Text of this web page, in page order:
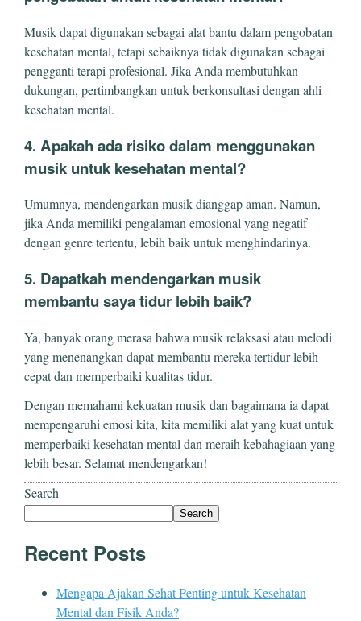
Musik dapat digunakan sebagai alat bantu dalam pengobatan
kesehatan mental, tetapi sebaiknya tidak digunakan sebagai
pengganti terapi profesional. Jika Anda membutuhkan
dukungan, pertimbangkan untuk berkonsultasi dengan ahli
kesehatan mental.
4. Apakah ada risiko dalam menggunakan
musik untuk kesehatan mental?
Umumnya, mendengarkan musik dianggap aman. Namun,
jika Anda memiliki pengalaman emosional yang negatif
dengan genre tertentu, lebih baik untuk menghindarinya.
5. Dapatkah mendengarkan musik
membantu saya tidur lebih baik?
Ya, banyak orang merasa bahwa musik relaksasi atau melodi
yang menenangkan dapat membantu mereka tertidur lebih
cepat dan memperbaiki kualitas tidur.
Dengan memahami kekuatan musik dan bagaimana ia dapat
mempengaruhi emosi kita, kita memiliki alat yang kuat untuk
memperbaiki kesehatan mental dan meraih kebahagiaan yang
lebih besar. Selamat mendengarkan!
Search
Search
Recent Posts
Mengapa Ajakan Sehat Penting untuk Kesehatan
Mental dan Fisik Anda?